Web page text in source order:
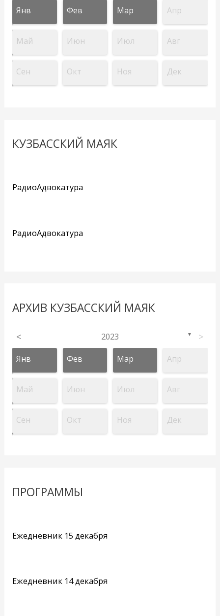
Янв Фев Мар Апр
Май Июн Июл Авг
Сен Окт Ноя Дек
КУЗБАССКИЙ МАЯК
РадиоАдвокатура
РадиоАдвокатура
АРХИВ КУЗБАССКИЙ МАЯК
< 2023 ▼ >
Янв Фев Мар Апр
Май Июн Июл Авг
Сен Окт Ноя Дек
ПРОГРАММЫ
Ежедневник 15 декабря
Ежедневник 14 декабря